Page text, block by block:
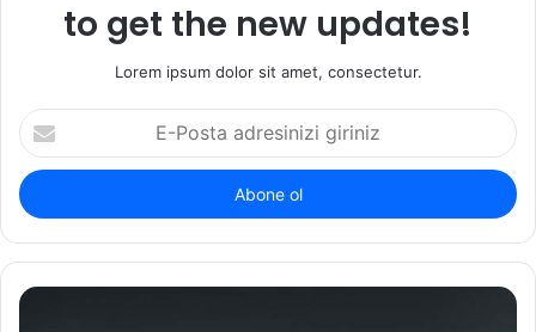
to get the new updates!
Lorem ipsum dolor sit amet, consectetur.
E-
Posta
adresinizi
giriniz